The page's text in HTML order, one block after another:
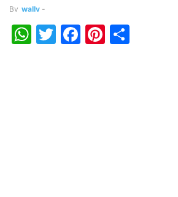
By wally -
WhatsApp
Twitter
Facebook
Pinterest